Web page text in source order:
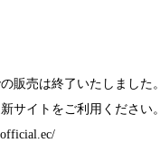
販売は終了いたしました。
サイトをご利用ください。